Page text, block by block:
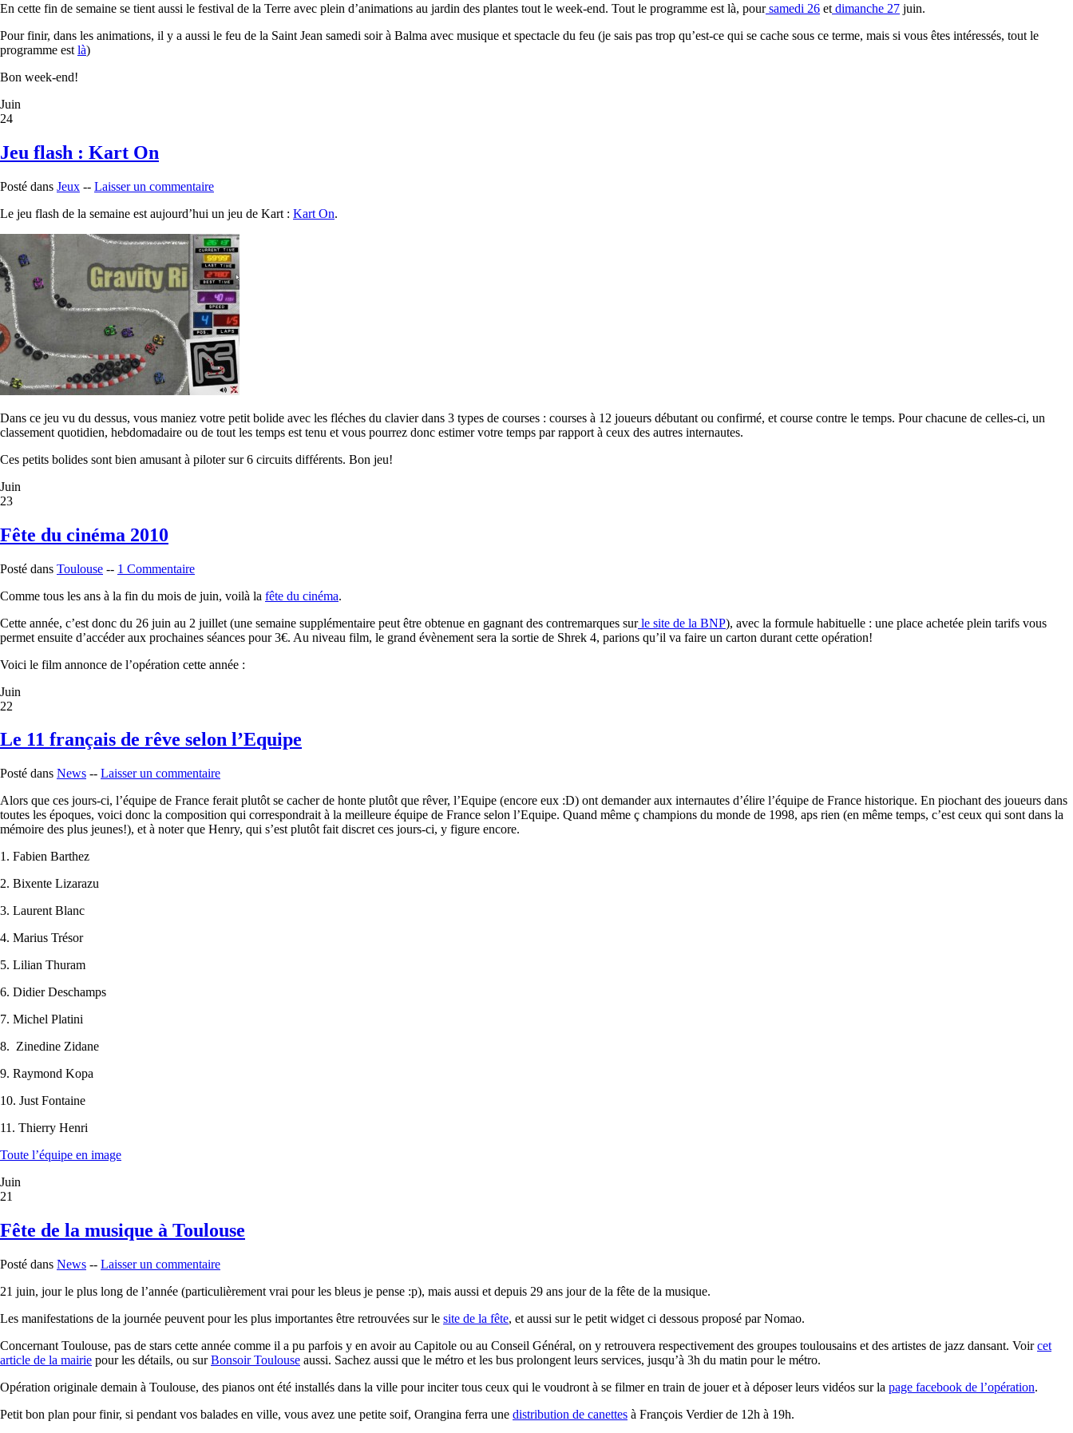
En cette fin de semaine se tient aussi le festival de la Terre avec plein d’animations au jardin des plantes tout le week-end. Tout le programme est là, poursamedi 26 et dimanche 27 juin.
Pour finir, dans les animations, il y a aussi le feu de la Saint Jean samedi soir à Balma avec musique et spectacle du feu (je sais pas trop qu’est-ce qui se cache sous ce terme, mais si vous êtes intéressés, tout le
programme est là)
Bon week-end!
Juin
24
Jeu flash : Kart On
Posté dans Jeux -- Laisser un commentaire
Le jeu flash de la semaine est aujourd’hui un jeu de Kart : Kart On.
Dans ce jeu vu du dessus, vous maniez votre petit bolide avec les fléches du clavier dans 3 types de courses : courses à 12 joueurs débutant ou confirmé, et course contre le temps. Pour chacune de celles-ci, un
classement quotidien, hebdomadaire ou de tout les temps est tenu et vous pourrez donc estimer votre temps par rapport à ceux des autres internautes.
Ces petits bolides sont bien amusant à piloter sur 6 circuits différents. Bon jeu!
Juin
23
Fête du cinéma 2010
Posté dans Toulouse -- 1 Commentaire
Comme tous les ans à la fin du mois de juin, voilà la fête du cinéma.
Cette année, c’est donc du 26 juin au 2 juillet (une semaine supplémentaire peut être obtenue en gagnant des contremarques surle site de la BNP), avec la formule habituelle : une place achetée plein tarifs vous
permet ensuite d’accéder aux prochaines séances pour 3€. Au niveau film, le grand évènement sera la sortie de Shrek 4, parions qu’il va faire un carton durant cette opération!
Voici le film annonce de l’opération cette année :
Juin
22
Le 11 français de rêve selon l’Equipe
Posté dans News -- Laisser un commentaire
Alors que ces jours-ci, l’équipe de France ferait plutôt se cacher de honte plutôt que rêver, l’Equipe (encore eux :D) ont demander aux internautes d’élire l’équipe de France historique. En piochant des joueurs dans
toutes les époques, voici donc la composition qui correspondrait à la meilleure équipe de France selon l’Equipe. Quand même ç champions du monde de 1998, aps rien (en même temps, c’est ceux qui sont dans la
mémoire des plus jeunes!), et à noter que Henry, qui s’est plutôt fait discret ces jours-ci, y figure encore.
1. Fabien Barthez
2. Bixente Lizarazu
3. Laurent Blanc
4. Marius Trésor
5. Lilian Thuram
6. Didier Deschamps
7. Michel Platini
8. Zinedine Zidane
9. Raymond Kopa
10. Just Fontaine
11. Thierry Henri
Toute l’équipe en image
Juin
21
Fête de la musique à Toulouse
Posté dans News -- Laisser un commentaire
21 juin, jour le plus long de l’année (particulièrement vrai pour les bleus je pense :p), mais aussi et depuis 29 ans jour de la fête de la musique.
Les manifestations de la journée peuvent pour les plus importantes être retrouvées sur le site de la fête, et aussi sur le petit widget ci dessous proposé par Nomao.
Concernant Toulouse, pas de stars cette année comme il a pu parfois y en avoir au Capitole ou au Conseil Général, on y retrouvera respectivement des groupes toulousains et des artistes de jazz dansant. Voircet
article de la mairie pour les détails, ou surBonsoir Toulouse aussi. Sachez aussi que le métro et les bus prolongent leurs services, jusqu’à 3h du matin pour le métro.
Opération originale demain à Toulouse, des pianos ont été installés dans la ville pour inciter tous ceux qui le voudront à se filmer en train de jouer et à déposer leurs vidéos sur la page facebook de l’opération.
Petit bon plan pour finir, si pendant vos balades en ville, vous avez une petite soif, Orangina ferra une distribution de canettes à François Verdier de 12h à 19h.